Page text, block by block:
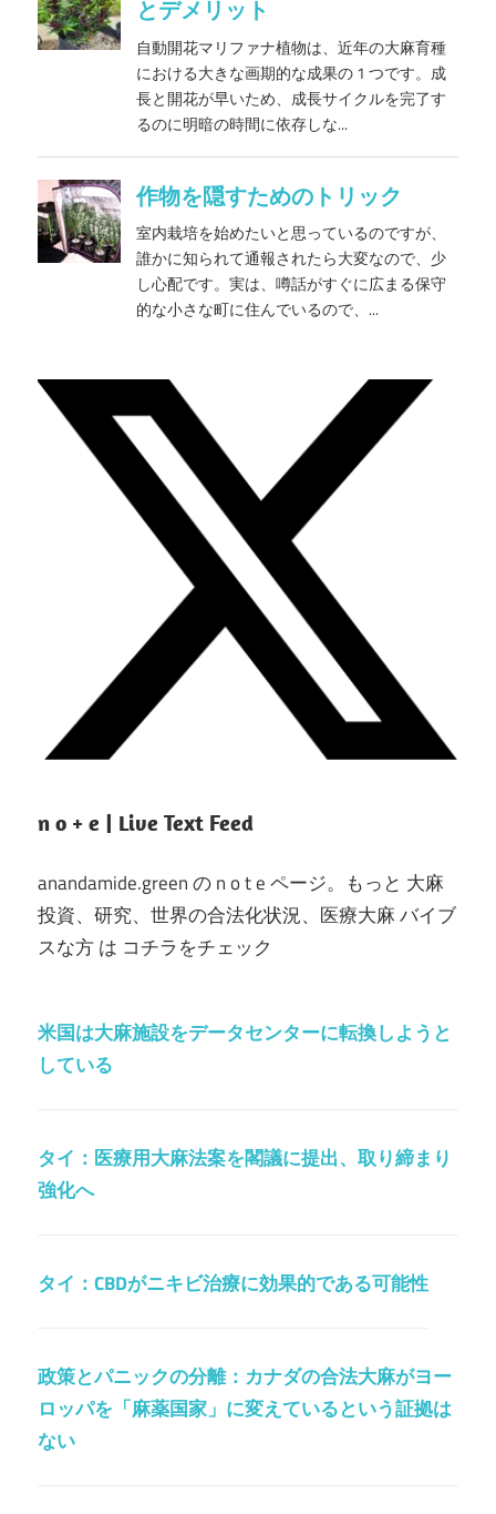
n o + e | Live Text Feed
anandamide.green の n o t e ページ。もっと 大麻
投資、研究、世界の合法化状況、医療大麻 バイブ
スな方 は コチラをチェック
米国は大麻施設をデータセンターに転換しようと
している
タイ：医療用大麻法案を閣議に提出、取り締まり
強化へ
タイ：CBDがニキビ治療に効果的である可能性
政策とパニックの分離：カナダの合法大麻がヨー
ロッパを「麻薬国家」に変えているという証拠は
ない